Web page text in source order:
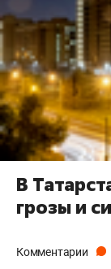
В
грозы и
Комментарии